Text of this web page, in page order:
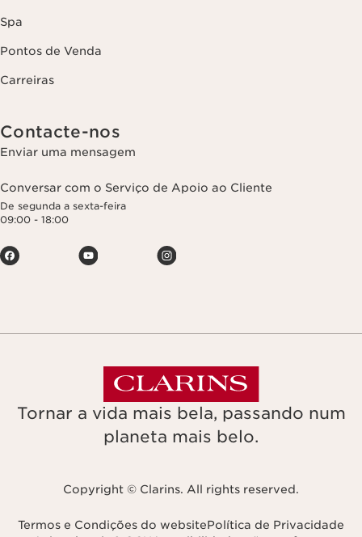
Spa
Pontos de Venda
Carreiras
Contacte-nos
Enviar uma mensagem
Conversar com o Serviço de Apoio ao Cliente
De segunda a sexta-feira
09:00 - 18:00
Tornar a vida mais bela, passando num
planeta mais belo.
Copyright © Clarins. All rights reserved.
Termos e Condições do websitePolítica de Privacidade